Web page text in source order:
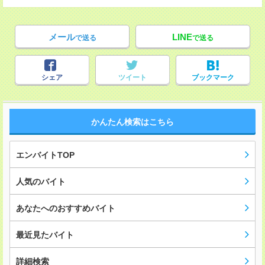
メールで送る LINEで送る
シェア ツイート ブックマーク
かんたん検索はこちら
エンバイトTOP
人気のバイト
あなたへのおすすめバイト
最近見たバイト
詳細検索